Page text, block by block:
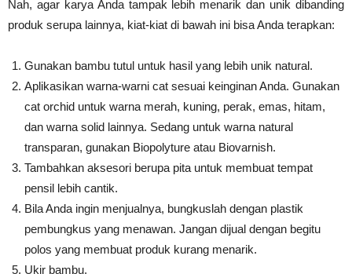
Nah, agar karya Anda tampak lebih menarik dan unik dibanding
produk serupa lainnya, kiat-kiat di bawah ini bisa Anda terapkan:
Gunakan bambu tutul untuk hasil yang lebih unik natural.
Aplikasikan warna-warni cat sesuai keinginan Anda. Gunakan
cat orchid untuk warna merah, kuning, perak, emas, hitam,
dan warna solid lainnya. Sedang untuk warna natural
transparan, gunakan Biopolyture atau Biovarnish.
Tambahkan aksesori berupa pita untuk membuat tempat
pensil lebih cantik.
Bila Anda ingin menjualnya, bungkuslah dengan plastik
pembungkus yang menawan. Jangan dijual dengan begitu
polos yang membuat produk kurang menarik.
Ukir bambu.